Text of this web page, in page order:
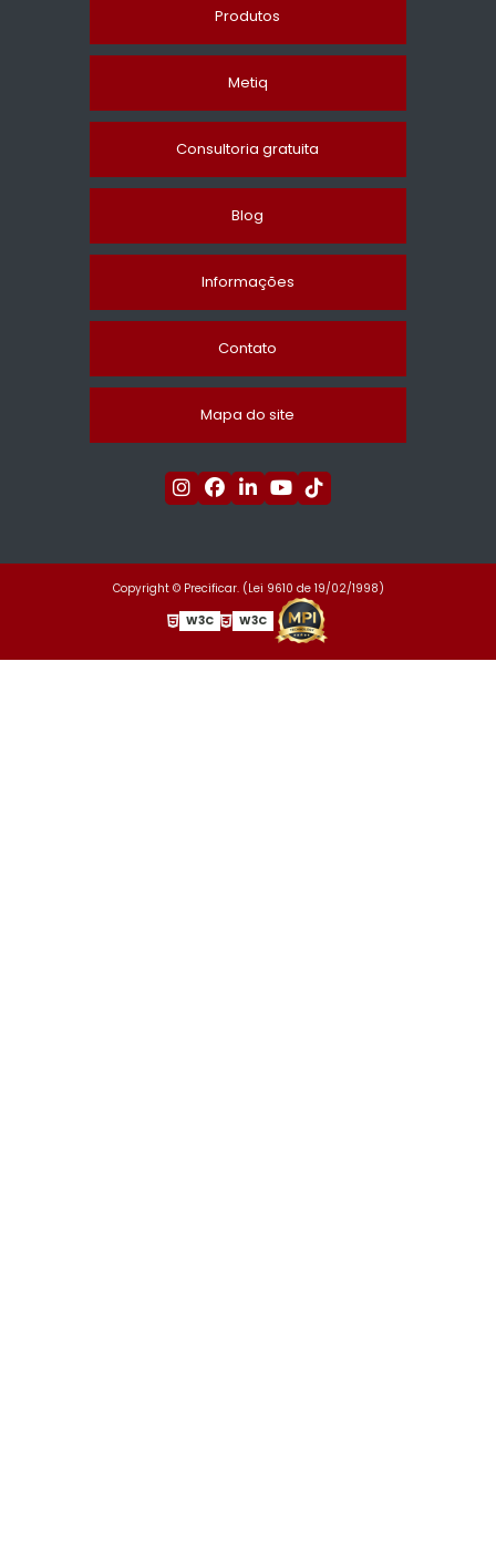
Produtos
Metiq
Consultoria gratuita
Blog
Informações
Contato
Mapa do site
Copyright © Precificar. (Lei 9610 de 19/02/1998)
W3C
W3C